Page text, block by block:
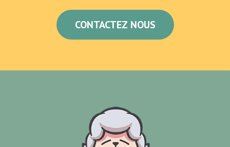
CONTACTEZ NOUS